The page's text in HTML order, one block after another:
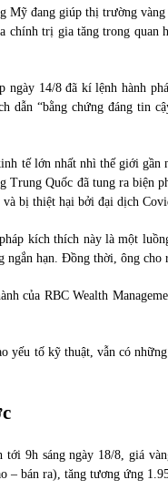
Mỹ đang giúp thị trường
chính trị gia tăng trong
14/8 đã kí lệnh hành
dẫn “bằng chứng đáng tin
tế lớn nhất nhì thế giới gần
Trung Quốc đã tung ra biện
bị thiệt hại bởi đại dịch
kích thích này là một
ngắn hạn. Đồng thời, ông cho
của RBC Wealth
yếu tố kỹ thuật, vẫn có
9h sáng ngày 18/8, giá
– bán ra), tăng tương ứng